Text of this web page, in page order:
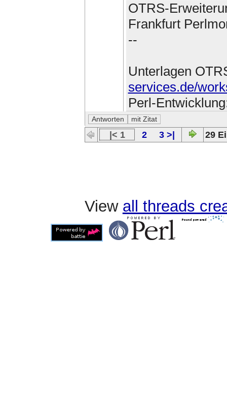
OTRS-
Frankfurt
--
Unterlagen
services.de/
Perl-
|< 1 2 3 >| 29
View all threads